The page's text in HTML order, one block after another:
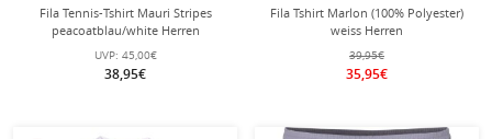
Fila Tennis-Tshirt Mauri Stripes
peacoatblau/white Herren
UVP: 45,00€
38,95€
Fila Tshirt Marlon (100% Polyester)
weiss Herren
39,95€
35,95€